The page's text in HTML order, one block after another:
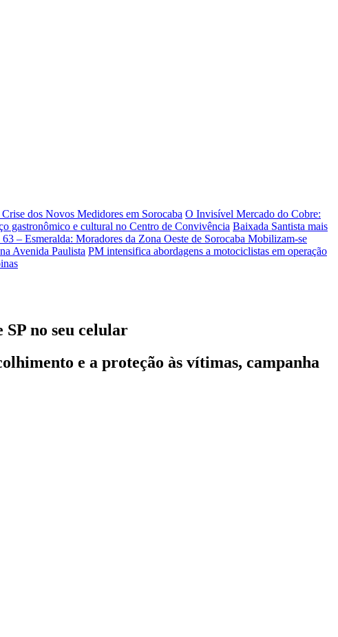
dos Novos Medidores em Sorocaba O Invisível Mercado do Cobre:
gastronômico e cultural no Centro de Convivência Baixada Santista mais
– Esmeralda: Moradores da Zona Oeste de Sorocaba Mobilizam-se
Avenida Paulista PM intensifica abordagens a motociclistas em operação
no seu celular
e a proteção às vítimas, campanha